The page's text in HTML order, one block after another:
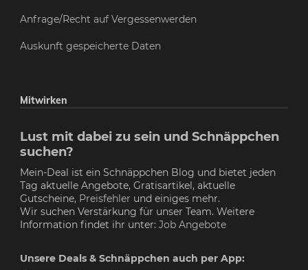
Anfrage/Recht auf Vergessenwerden
Auskunft gespeicherte Daten
Mitwirken
Lust mit dabei zu sein und Schnäppchen
suchen?
Mein-Deal ist ein Schnäppchen Blog und bietet jeden
Tag aktuelle Angebote, Gratisartikel, aktuelle
Gutscheine, Preisfehler und einiges mehr.
Wir suchen Verstärkung für unser Team. Weitere
Information findet ihr unter: Job Angebote
Unsere Deals & Schnäppchen auch per App: